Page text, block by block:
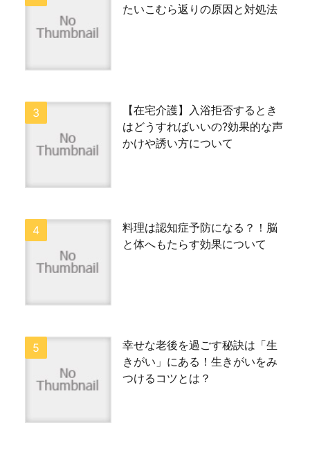
たいこむら返りの原因と対処法
【在宅介護】入浴拒否するとき
はどうすればいいの?効果的な声
かけや誘い方について
料理は認知症予防になる？！脳
と体へもたらす効果について
幸せな老後を過ごす秘訣は「生
きがい」にある！生きがいをみ
つけるコツとは？